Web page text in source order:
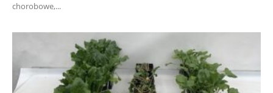
chorobowe,...